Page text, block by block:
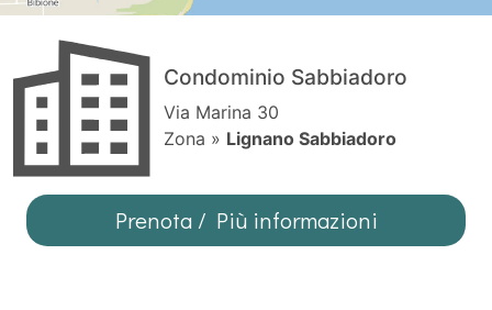
Condominio Sabbiadoro
Via Marina 30
Zona » Lignano Sabbiadoro
Prenota / Più informazioni